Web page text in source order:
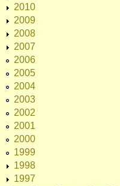
2010
2009
2008
2007
2006
2005
2004
2003
2002
2001
2000
1999
1998
1997